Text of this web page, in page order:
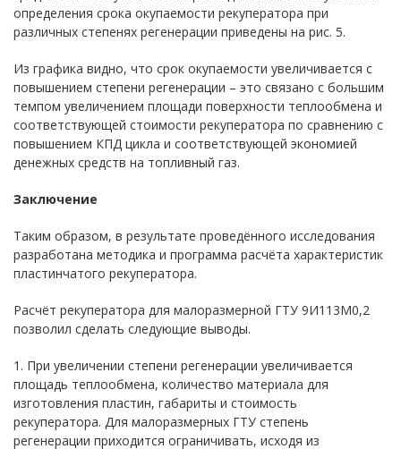
определения срока окупаемости рекуператора при
различных степенях регенерации приведены на рис. 5.
Из графика видно, что срок окупаемости увеличивается с
повышением степени регенерации – это связано с большим
темпом увеличением площади поверхности теплообмена и
соответствующей стоимости рекуператора по сравнению с
повышением КПД цикла и соответствующей экономией
денежных средств на топливный газ.
Заключение
Таким образом, в результате проведённого исследования
разработана методика и программа расчёта характеристик
пластинчатого рекуператора.
Расчёт рекуператора для малоразмерной ГТУ 9И113М0,2
позволил сделать следующие выводы.
1. При увеличении степени регенерации увеличивается
площадь теплообмена, количество материала для
изготовления пластин, габариты и стоимость
рекуператора. Для малоразмерных ГТУ степень
регенерации приходится ограничивать, исходя из